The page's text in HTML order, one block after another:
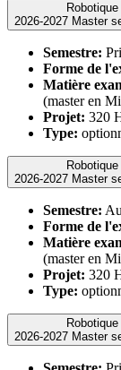
Robotique
2026-2027
Semestre:
Forme de
Matière
(master en
Projet: 320
Type:
Robotique
2026-2027
Semestre:
Forme de
Matière
(master en
Projet: 320
Type:
Robotique
2026-2027